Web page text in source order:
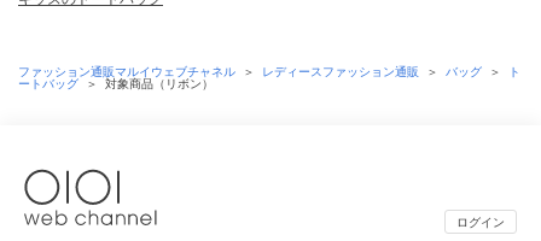
ファッション通販マルイウェブチャネル ＞ レディースファッション通販 ＞ バッグ ＞
ト
ートバッグ
＞ 対象商品（リボン）
ログイン